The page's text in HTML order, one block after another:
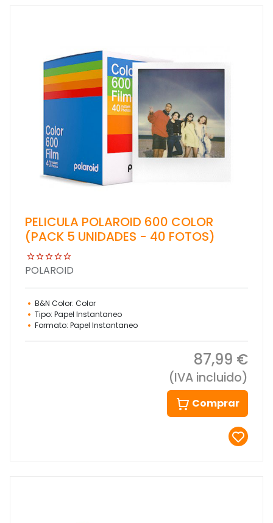
PELICULA POLAROID 600 COLOR
(PACK 5 UNIDADES - 40 FOTOS)
POLAROID
B&N Color: Color
Tipo: Papel Instantaneo
Formato: Papel Instantaneo
87,99 €
(IVA incluido)
Comprar